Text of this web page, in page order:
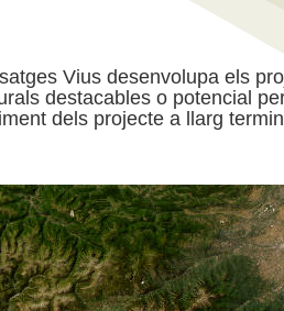
Vius desenvolupa els
destacables o potencial
dels projecte a llarg